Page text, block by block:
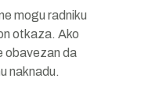
mogu radniku
otkaza. Ako
obavezan da
naknadu.